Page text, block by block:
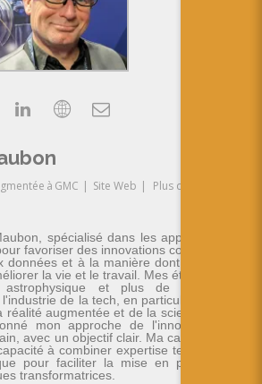
à GMC | Site Web |
Plus de
spécialisé dans les applications
favoriser des innovations concrètes.
données et à la manière dont on peut
la vie et le travail. Mes études en
et plus de 30 ans
de la tech, en particulier dans
réalité augmentée et de la science des
mon approche de l'innovation -
avec un objectif clair. Ma carrière se
à combiner expertise technique
pour faciliter la mise en place de
transformatrices.